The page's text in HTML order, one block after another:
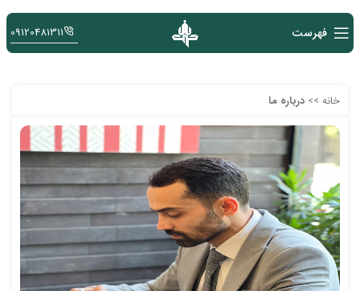
فهرست 09120481311
خانه >> درباره ما